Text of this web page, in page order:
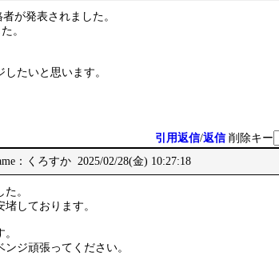
が発表されました。
。
たいと思います。
引用返信/返信 削除キー
：くろすか 2025/02/28(金) 10:27:18
。
しております。
ジ頑張ってください。